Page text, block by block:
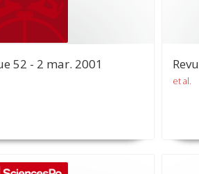
52 - 2 mar. 2001
et al.